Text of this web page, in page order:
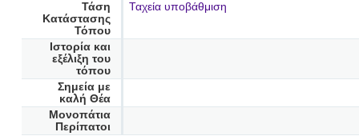
Τάση
Κατάστασης
Τόπου
Ταχεία υποβάθμιση
Ιστορία και
εξέλιξη του
τόπου
Σημεία με
καλή Θέα
Μονοπάτια
Περίπατοι